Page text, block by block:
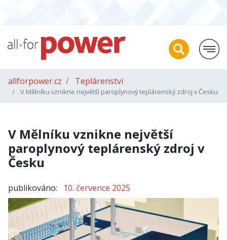
allforpower.cz Teplárenství
V Mělníku vznikne největší paroplynový teplárenský zdroj v Česku
V Mělníku vznikne největší
paroplynový teplárenský zdroj v
Česku
publikováno: 10. července 2025